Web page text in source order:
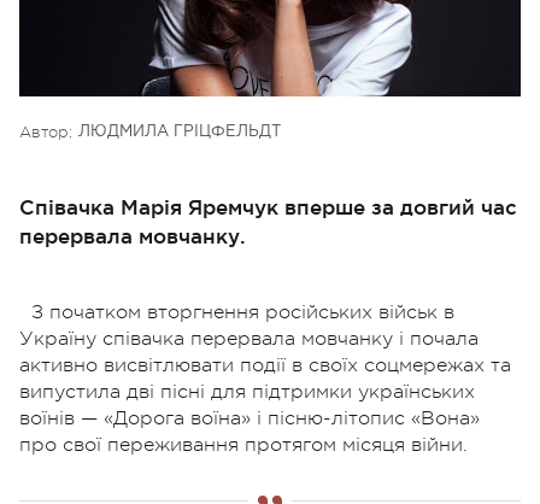
Автор: ЛЮДМИЛА ГРІЦФЕЛЬДТ
Співачка Марія Яремчук вперше за довгий час
перервала мовчанку.
З початком вторгнення російських військ в
Україну співачка перервала мовчанку і почала
активно висвітлювати події в своїх соцмережах та
випустила дві пісні для підтримки українських
воїнів — «Дорога воїна» і пісню-літопис «Вона»
про свої переживання протягом місяця війни.